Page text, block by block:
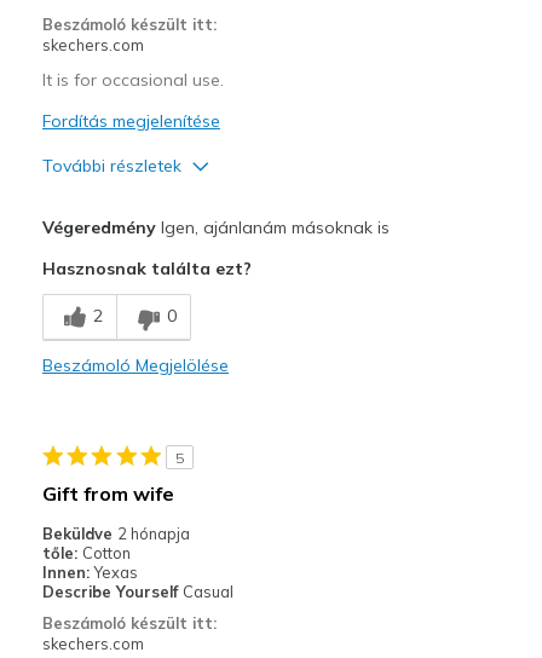
Beszámoló készült itt:
skechers.com
It is for occasional use.
Fordítás megjelenítése
További részletek
Kontra
Wear Out Quickly
Feels true to width
Sizing
View On Shoes
VégeredményIgen, ajánlanám másoknak is
Hasznosnak találta ezt?
2 0
Beszámoló Megjelölése
5
Gift from wife
Beküldve 2 hónapja
tőle: Cotton
Innen: Yexas
Describe Yourself Casual
Beszámoló készült itt:
skechers.com